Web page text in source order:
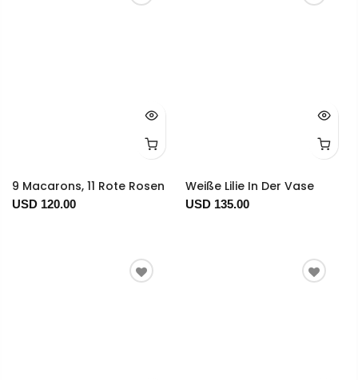
9 Macarons, 11 Rote Rosen
USD 120.00
Weiße Lilie In Der Vase
USD 135.00